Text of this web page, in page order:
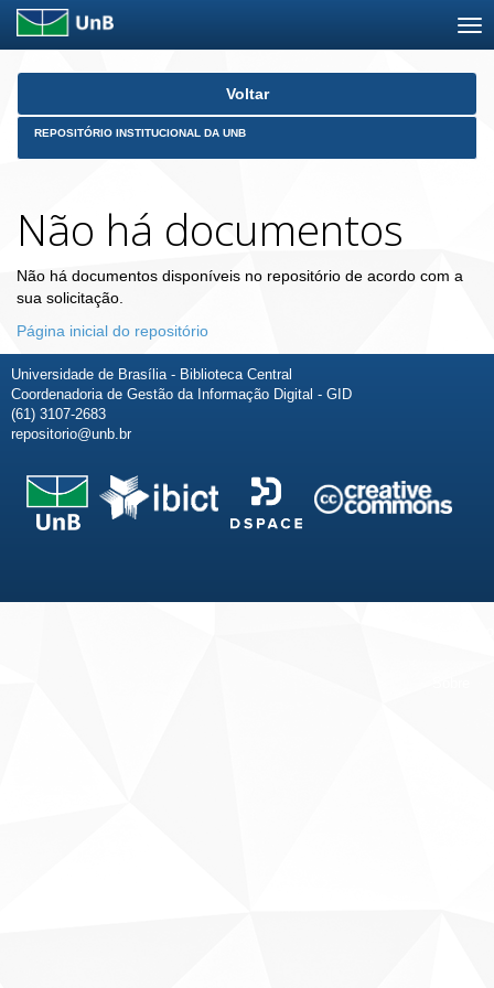
Skip
Voltar
REPOSITÓRIO INSTITUCIONAL DA UNB
Não há documentos
Não há documentos disponíveis no repositório de acordo com a
sua solicitação.
Página inicial do repositório
Universidade de Brasília - Biblioteca Central
Coordenadoria de Gestão da Informação Digital - GID
(61) 3107-2683
repositorio@unb.br